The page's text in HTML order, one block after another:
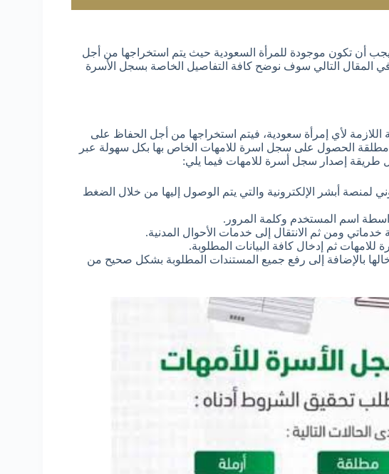
يجب أن تكون موجودة للمرأة السعودية حيث يتم استخراجها من أجل
المقال التالي سوف نوضح كافة التفاصيل الخاصة بسجل الأسرة
اللازمة لأي إمرأة سعودية، فيتم استخراجها من أجل الحفاظ على
مطلقة الحصول على سجل اسرة للامهات الخاص بها بكل سهولة عبر
طريقة إصدار سجل أسرة للامهات فيما يلي:
لمنصة أبشر الإلكترونية والتي يتم الوصول إليها من خلال الضغط
اسم المستخدم وكلمة المرور.
ومن ثم الانتقال إلى خدمات الأحوال المدنية.
ثم إدخال كافة البيانات المطلوبة.
بالإضافة إلى رفع جميع المستندات المطلوبة بشكل صحيح من